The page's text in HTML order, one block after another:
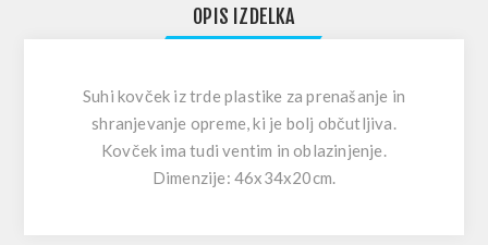
OPIS IZDELKA
Suhi kovček iz trde plastike za prenašanje in
shranjevanje opreme, ki je bolj občutljiva.
Kovček ima tudi ventim in oblazinjenje.
Dimenzije: 46x34x20cm.